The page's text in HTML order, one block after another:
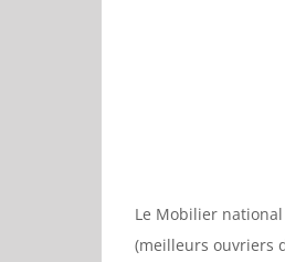
Le Mobilier national
(meilleurs ouvriers